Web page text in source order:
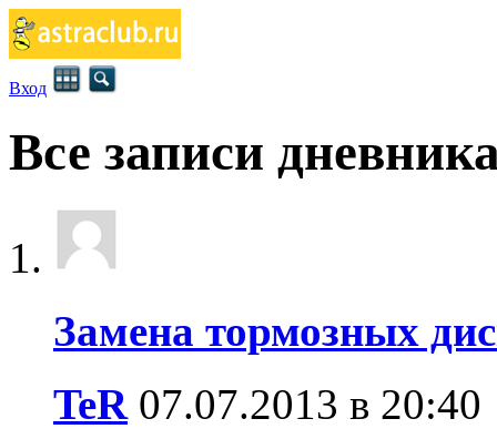
Вход
Все записи
Замена тормозных
TeR07.07.2013 в 20:40